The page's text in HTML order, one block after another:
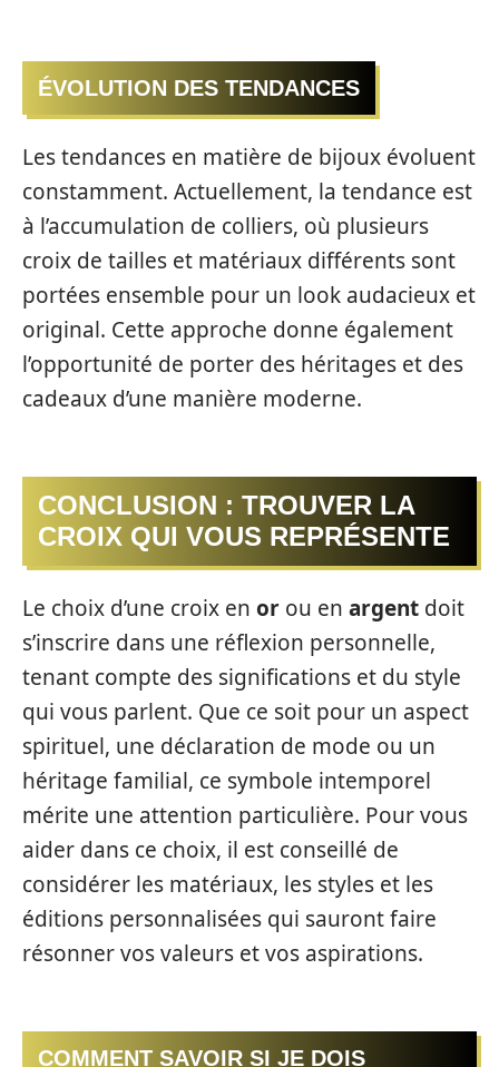
ÉVOLUTION DES TENDANCES
Les tendances en matière de bijoux évoluent
constamment. Actuellement, la tendance est
à l’accumulation de colliers, où plusieurs
croix de tailles et matériaux différents sont
portées ensemble pour un look audacieux et
original. Cette approche donne également
l’opportunité de porter des héritages et des
cadeaux d’une manière moderne.
CONCLUSION : TROUVER LA
CROIX QUI VOUS REPRÉSENTE
Le choix d’une croix en or ou en argent doit
s’inscrire dans une réflexion personnelle,
tenant compte des significations et du style
qui vous parlent. Que ce soit pour un aspect
spirituel, une déclaration de mode ou un
héritage familial, ce symbole intemporel
mérite une attention particulière. Pour vous
aider dans ce choix, il est conseillé de
considérer les matériaux, les styles et les
éditions personnalisées qui sauront faire
résonner vos valeurs et vos aspirations.
COMMENT SAVOIR SI JE DOIS